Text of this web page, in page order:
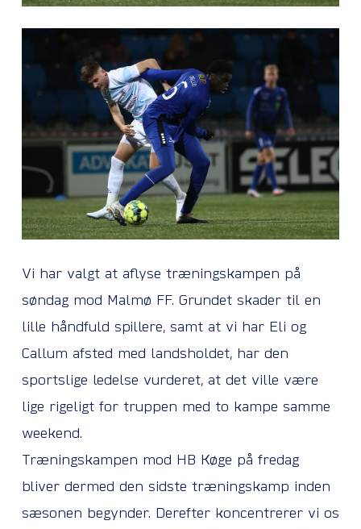
Vi har valgt at aflyse træningskampen på
søndag mod Malmø FF. Grundet skader til en
lille håndfuld spillere, samt at vi har Eli og
Callum afsted med landsholdet, har den
sportslige ledelse vurderet, at det ville være
lige rigeligt for truppen med to kampe samme
weekend.
Træningskampen mod HB Køge på fredag
bliver dermed den sidste træningskamp inden
sæsonen begynder. Derefter koncentrerer vi os